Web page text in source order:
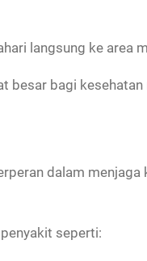
langsung ke area
besar bagi
dalam
seperti: